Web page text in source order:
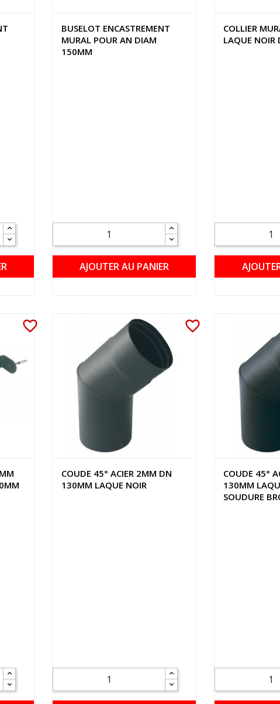
BUSELOT ENCASTREMENT
MURAL POUR AN DIAM
150MM
AJOUTER AU PANIER
COLLIER
LAQUE
favorite_border favorite_border
COUDE 45° ACIER 2MM DN
130MM LAQUE NOIR
COUDE 45°
130MM
SOUDURE